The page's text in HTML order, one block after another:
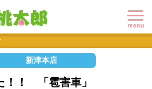
新津本店
！！ 「雹害車」